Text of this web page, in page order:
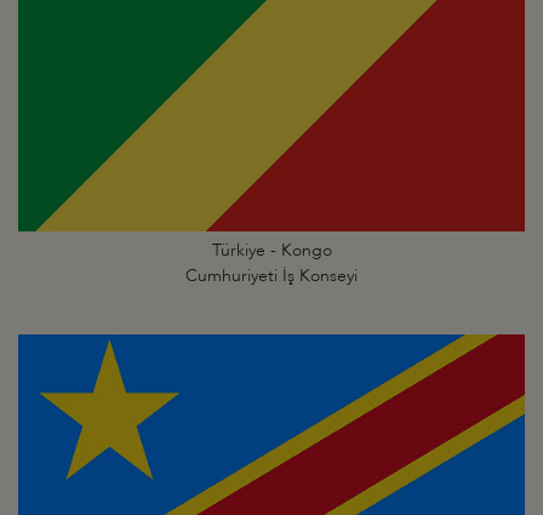
Türkiye - Kongo
Cumhuriyeti İş Konseyi